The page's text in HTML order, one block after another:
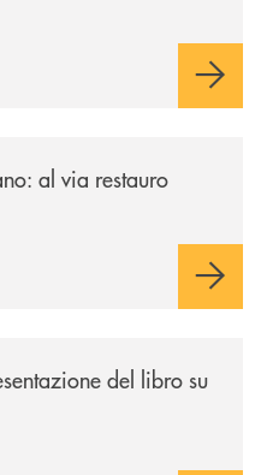
al via restauro
del libro su